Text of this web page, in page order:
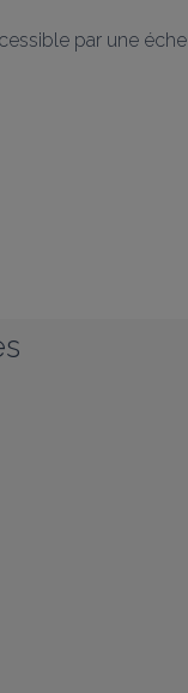
par une